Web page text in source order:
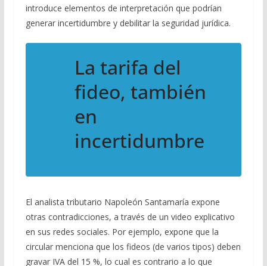
introduce elementos de interpretación que podrían
generar incertidumbre y debilitar la seguridad jurídica.
La tarifa del
fideo, también
en
incertidumbre
El analista tributario Napoleón Santamaría expone
otras contradicciones, a través de un video explicativo
en sus redes sociales. Por ejemplo, expone que la
circular menciona que los fideos (de varios tipos) deben
gravar IVA del 15 %, lo cual es contrario a lo que